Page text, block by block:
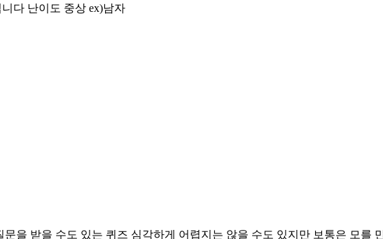
다 난이도 중상 ex)남자
을 받을 수도 있는 퀴즈 심각하게 어렵지는 않을 수도 있지만 보통은 모를